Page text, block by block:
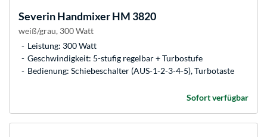
SeverinHandmixer HM 3820
weiß/grau, 300 Watt
Leistung: 300 Watt
Geschwindigkeit: 5-stufig regelbar + Turbostufe
Bedienung: Schiebeschalter (AUS-1-2-3-4-5), Turbotaste
Sofort verfügbar